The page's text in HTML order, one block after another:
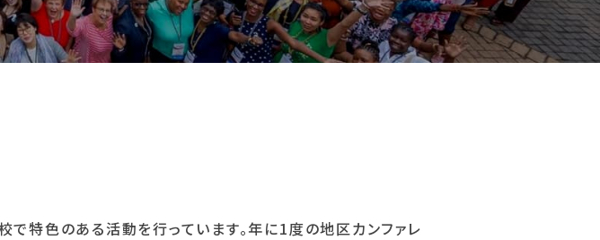
特色のある活動を行っています。年に1度の地区カンファレ